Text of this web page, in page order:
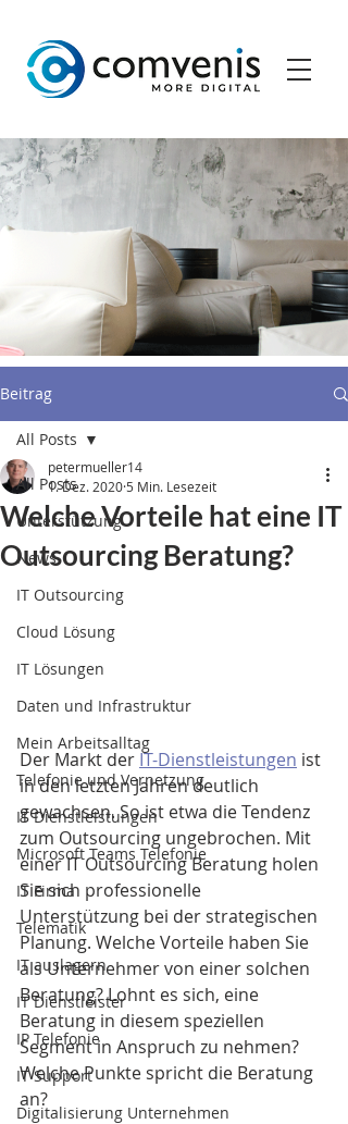
Beitrag
All Posts
Unterstützung
News
IT Outsourcing
Cloud Lösung
IT Lösungen
Daten und Infrastruktur
Mein Arbeitsalltag
Telefonie und Vernetzung
IT Dienstleistungen
Microsoft Teams Telefonie
IT Firma
Telematik
IT auslagern
IT Dienstleister
IP Telefonie
IT Support
Digitalisierung Unternehmen
All Posts
Welche Vorteile hat eine IT
Outsourcing Beratung?
petermueller14
1. Dez. 2020 5 Min. Lesezeit
Der Markt der IT-Dienstleistungen ist
in den letzten Jahren deutlich
gewachsen. So ist etwa die Tendenz
zum Outsourcing ungebrochen. Mit
einer IT Outsourcing Beratung holen
Sie sich professionelle
Unterstützung bei der strategischen
Planung. Welche Vorteile haben Sie
als Unternehmer von einer solchen
Beratung? Lohnt es sich, eine
Beratung in diesem speziellen
Segment in Anspruch zu nehmen?
Welche Punkte spricht die Beratung
an?